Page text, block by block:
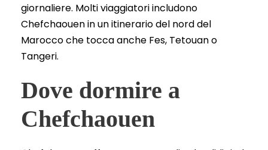
giornaliere. Molti viaggiatori includono
Chefchaouen in un itinerario del nord del
Marocco che tocca anche Fes, Tetouan o
Tangeri.
Dove dormire a
Chefchaouen